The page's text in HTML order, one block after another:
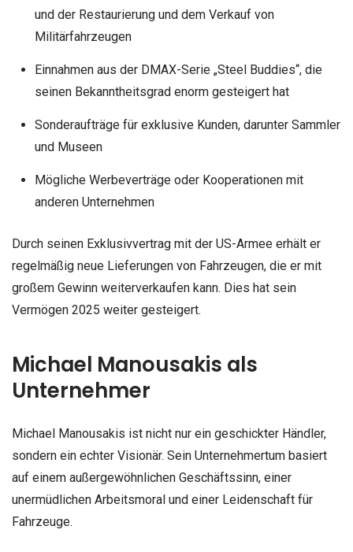
und der Restaurierung und dem Verkauf von
Militärfahrzeugen
Einnahmen aus der DMAX-Serie „Steel Buddies“, die
seinen Bekanntheitsgrad enorm gesteigert hat
Sonderaufträge für exklusive Kunden, darunter Sammler
und Museen
Mögliche Werbeverträge oder Kooperationen mit
anderen Unternehmen
Durch seinen Exklusivvertrag mit der US-Armee erhält er
regelmäßig neue Lieferungen von Fahrzeugen, die er mit
großem Gewinn weiterverkaufen kann. Dies hat sein
Vermögen 2025 weiter gesteigert.
Michael Manousakis als
Unternehmer
Michael Manousakis ist nicht nur ein geschickter Händler,
sondern ein echter Visionär. Sein Unternehmertum basiert
auf einem außergewöhnlichen Geschäftssinn, einer
unermüdlichen Arbeitsmoral und einer Leidenschaft für
Fahrzeuge.